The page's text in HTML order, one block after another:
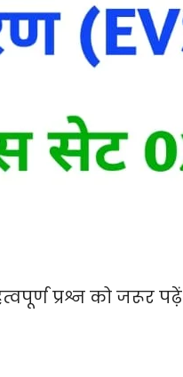
प्रश्न को जरूर पढ़ें